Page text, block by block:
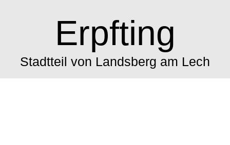
Erpfting
Stadtteil von Landsberg am Lech